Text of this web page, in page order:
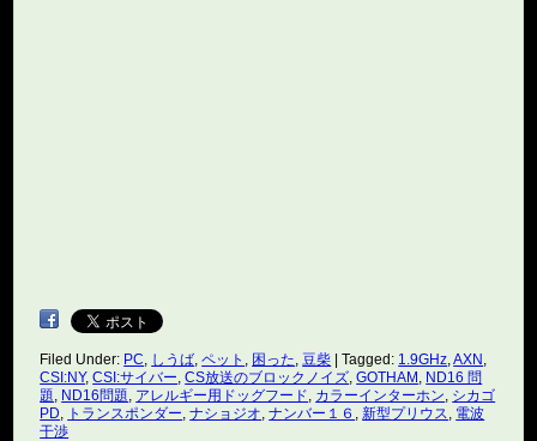
Filed Under: PC しうば ,ペット 困った 豆柴 |Tagged: 1.9GHz ,AXN
CSI:NY,CSI:サイバー ,CS放送のブロックノイズ ,GOTHAM ND16 問
題 ND16問題 アレルギー用ドッグフード カラーインターホン シカゴ
PD
トランスポンダー ,ナショジオ ,ナンバー１６ ,新型プリウス
電波
干渉